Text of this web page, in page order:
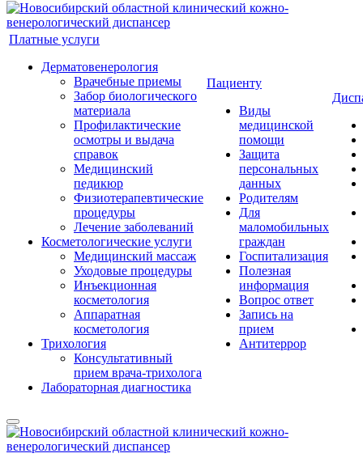
Платные услуги
Дерматовенерология
Врачебные приемы
Забор биологического
материала
Профилактические
осмотры и выдача
справок
Медицинский
педикюр
Физиотерапевтические
процедуры
Лечение заболеваний
Косметологические услуги
Медицинский массаж
Уходовые процедуры
Инъекционная
косметология
Аппаратная
косметология
Трихология
Консультативный
прием врача-трихолога
Лабораторная диагностика
Пациенту
Виды
медицинской
помощи
Защита
персональных
данных
Родителям
Для
маломобильных
граждан
Госпитализация
Полезная
информация
Вопрос ответ
Запись на
прием
Антитеррор